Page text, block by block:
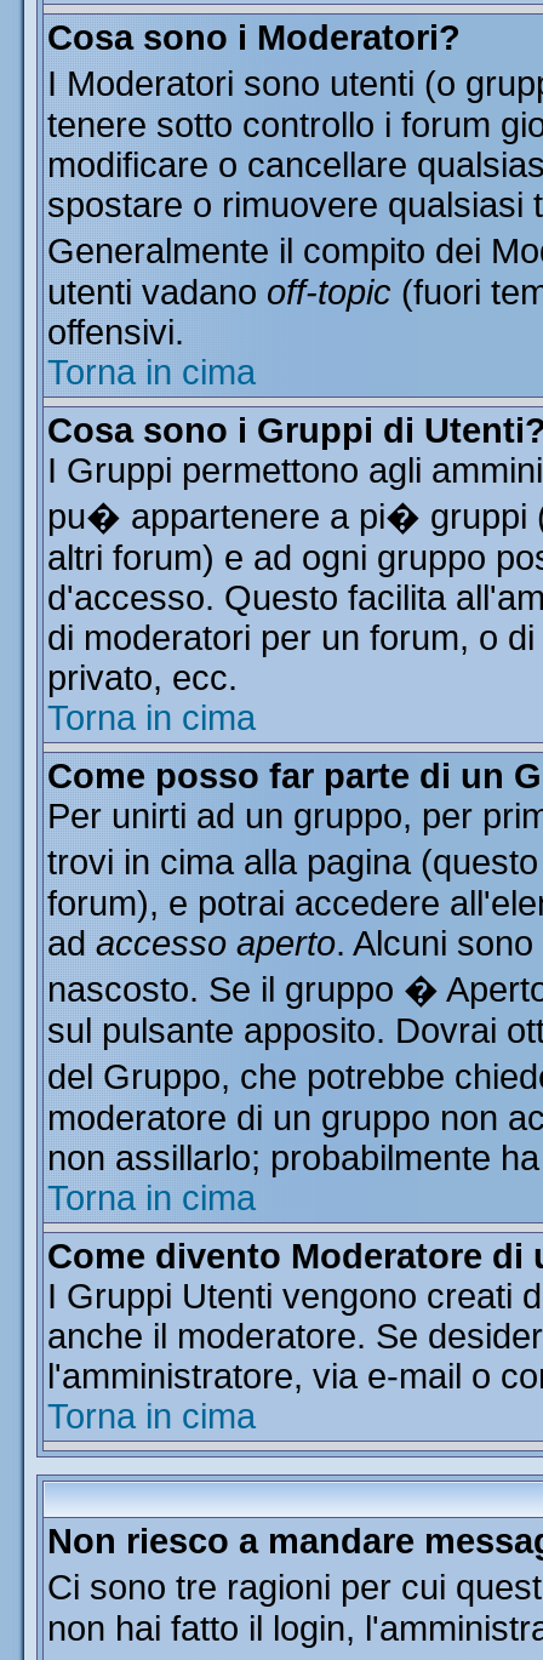
Cosa sono i Moderatori?
I Moderatori sono utenti (o
tenere sotto controllo i forum
modificare o cancellare
spostare o rimuovere qualsiasi
Generalmente il compito dei
utenti vadano off-topic (fuori
offensivi.
Torna in cima
Cosa sono i Gruppi di
I Gruppi permettono agli
pu� appartenere a pi� gruppi
altri forum) e ad ogni gruppo
d'accesso. Questo facilita
di moderatori per un forum, o
privato, ecc.
Torna in cima
Come posso far parte di un
Per unirti ad un gruppo, per
trovi in cima alla pagina
forum), e potrai accedere
ad accesso aperto. Alcuni
nascosto. Se il gruppo �
sul pulsante apposito. Dovrai
del Gruppo, che potrebbe
moderatore di un gruppo non
non assillarlo; probabilmente
Torna in cima
Come divento Moderatore di
I Gruppi Utenti vengono creati
anche il moderatore. Se
l'amministratore, via e-mail o
Torna in cima
Non riesco a mandare
Ci sono tre ragioni per cui
non hai fatto il login,